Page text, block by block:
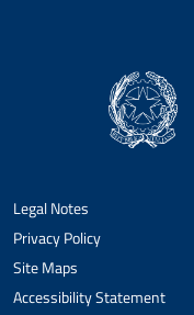
Legal Notes
Privacy Policy
Site Maps
Accessibility Statement